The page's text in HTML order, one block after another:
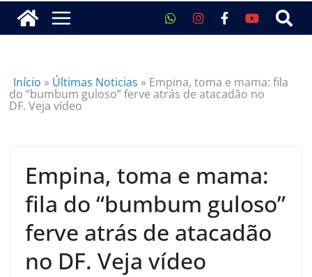
Início » Últimas Noticias » Empina, toma e mama: fila
do “bumbum guloso” ferve atrás de atacadão no
DF. Veja vídeo
Empina, toma e mama:
fila do “bumbum guloso”
ferve atrás de atacadão
no DF. Veja vídeo